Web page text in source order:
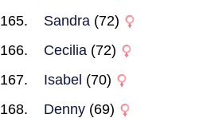
Sandra (72)
Cecilia (72)
Isabel (70)
Denny (69)